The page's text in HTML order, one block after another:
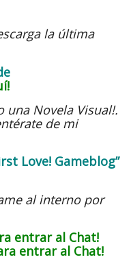
la última
una Novela Visual!.
de mi
Love! Gameblog”
al interno por
entrar al Chat!
entrar al Chat!